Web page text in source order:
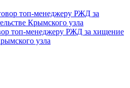
топ-менеджеру РЖД за хищение
узла